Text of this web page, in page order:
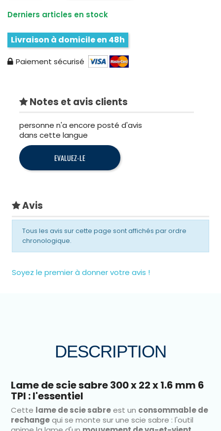
Derniers articles en stock
Livraison à domicile en 48h
Paiement sécurisé
Notes et avis clients
personne n'a encore posté d'avis
dans cette langue
EVALUEZ-LE
Avis
Tous les avis sur cette page sont affichés par ordre
chronologique.
Soyez le premier à donner votre avis !
DESCRIPTION
Lame de scie sabre 300 x 22 x 1.6 mm 6
TPI : l'essentiel
Cette lame de scie sabreest un consommable de
rechangequi se monte sur une scie sabre : l'outil